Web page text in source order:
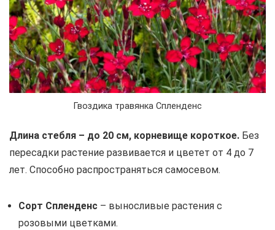
Гвоздика травянка Спленденс
Длина стебля – до 20 см, корневище короткое. Без
пересадки растение развивается и цветет от 4 до 7
лет. Способно распространяться самосевом.
Сорт Спленденс – выносливые растения с
розовыми цветками.